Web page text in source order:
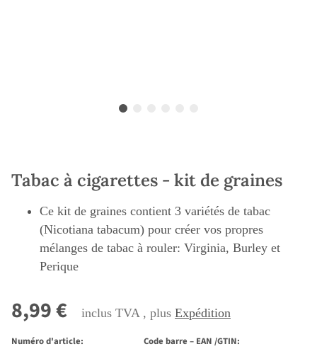
Tabac à cigarettes - kit de graines
Ce kit de graines contient 3 variétés de tabac
(Nicotiana tabacum) pour créer vos propres
mélanges de tabac à rouler: Virginia, Burley et
Perique
8,99 € inclus TVA , plus Expédition
Numéro d'article: Code barre – EAN /GTIN: